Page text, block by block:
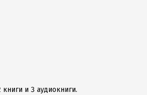
и 3 аудиокниги.